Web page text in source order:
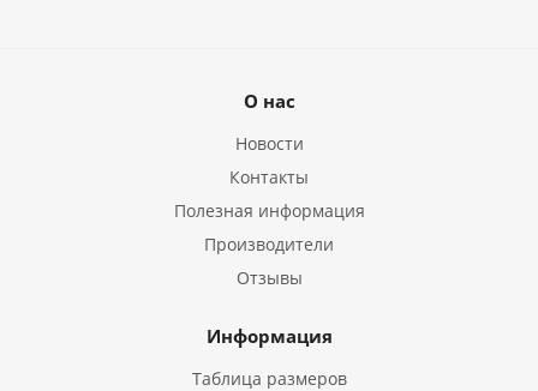
О нас
Новости
Контакты
Полезная информация
Производители
Отзывы
Информация
Таблица размеров